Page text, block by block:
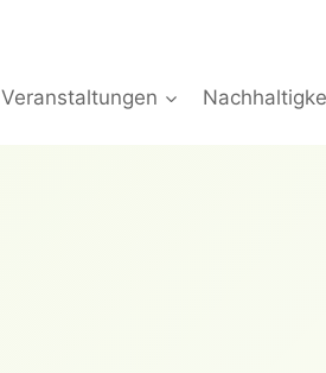
Veranstaltungen